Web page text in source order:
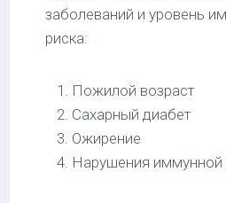
заболеваний и уровень
риска:
Пожилой возраст
Сахарный диабет
Ожирение
Нарушения иммунной